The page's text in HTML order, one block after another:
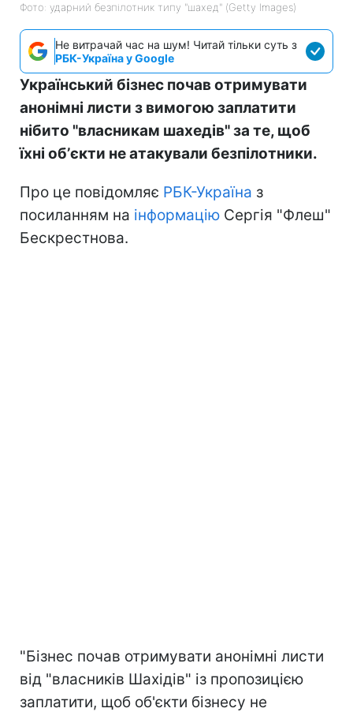
Фото: ударний безпілотник типу "шахед" (Getty Images)
Не витрачай час на шум! Читай тільки суть з
РБК-Україна у Google
Український бізнес почав отримувати
анонімні листи з вимогою заплатити
нібито "власникам шахедів" за те, щоб
їхні обʼєкти не атакували безпілотники.
Про це повідомляє РБК-Україна з
посиланням на інформацію Сергія "Флеш"
Бескрестнова.
"Бізнес почав отримувати анонімні листи
від "власників Шахідів" із пропозицією
заплатити, щоб об'єкти бізнесу не